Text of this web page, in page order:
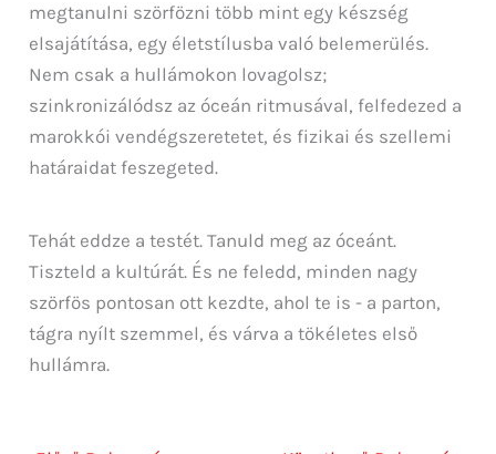
megtanulni szörfözni több mint egy készség
elsajátítása, egy életstílusba való belemerülés.
Nem csak a hullámokon lovagolsz;
szinkronizálódsz az óceán ritmusával, felfedezed a
marokkói vendégszeretetet, és fizikai és szellemi
határaidat feszegeted.
Tehát eddze a testét. Tanuld meg az óceánt.
Tiszteld a kultúrát. És ne feledd, minden nagy
szörfös pontosan ott kezdte, ahol te is - a parton,
tágra nyílt szemmel, és várva a tökéletes első
hullámra.